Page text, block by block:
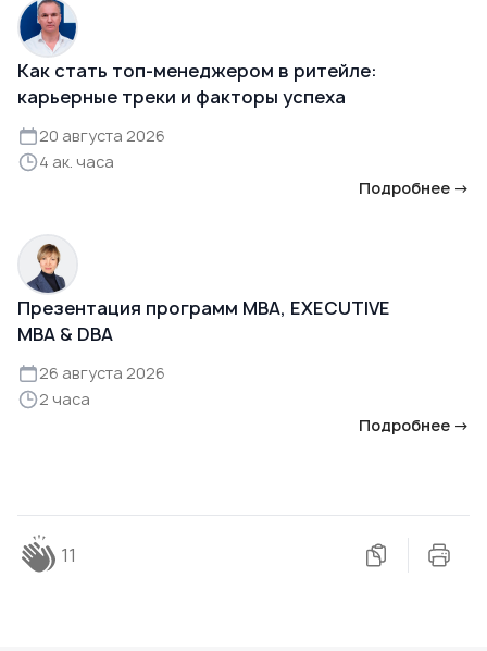
Как стать топ-менеджером в ритейле:
карьерные треки и факторы успеха
20 августа 2026
4 ак. часа
Подробнее →
Презентация программ MBA, EXECUTIVE
MBA & DBA
26 августа 2026
2 часа
Подробнее →
11